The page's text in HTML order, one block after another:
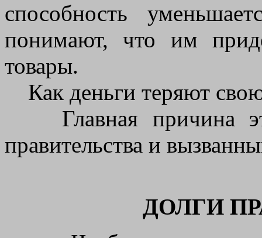
способность
понимают, что им
товары.
Как деньги теряют
Главная причина
правительства и
ДОЛГИ